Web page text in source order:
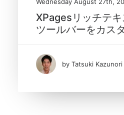
XPagesリッチテ
ツールバーをカス
by Tatsuki Kazunori